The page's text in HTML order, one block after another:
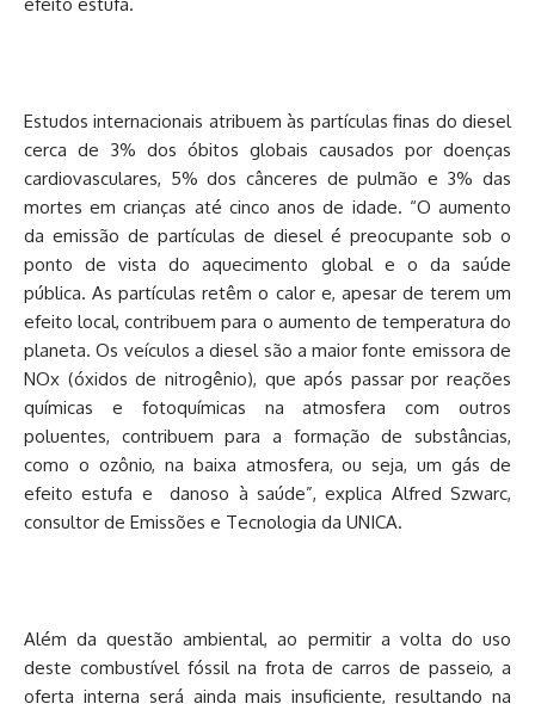
Estudos internacionais atribuem às partículas finas do diesel
cerca de 3% dos óbitos globais causados por doenças
cardiovasculares, 5% dos cânceres de pulmão e 3% das
mortes em crianças até cinco anos de idade. “O aumento
da emissão de partículas de diesel é preocupante sob o
ponto de vista do aquecimento global e o da saúde
pública. As partículas retêm o calor e, apesar de terem um
efeito local, contribuem para o aumento de temperatura do
planeta. Os veículos a diesel são a maior fonte emissora de
NOx (óxidos de nitrogênio), que após passar por reações
químicas e fotoquímicas na atmosfera com outros
poluentes, contribuem para a formação de substâncias,
como o ozônio, na baixa atmosfera, ou seja, um gás de
efeito estufa e danoso à saúde”, explica Alfred Szwarc,
consultor de Emissões e Tecnologia da UNICA.
Além da questão ambiental, ao permitir a volta do uso
deste combustível fóssil na frota de carros de passeio, a
oferta interna será ainda mais insuficiente, resultando na